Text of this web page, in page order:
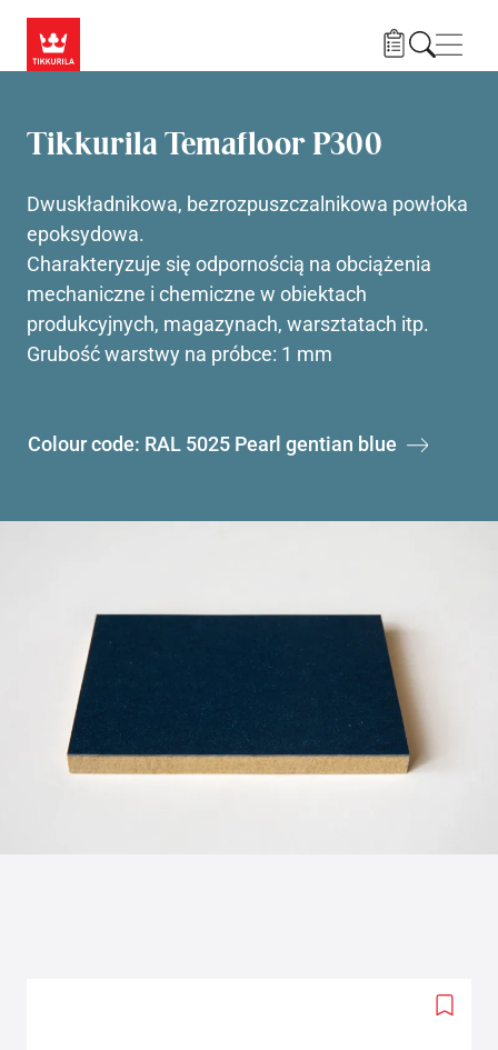
Tikkurila Temafloor P300
Dwuskładnikowa, bezrozpuszczalnikowa powłoka
epoksydowa.
Charakteryzuje się odpornością na obciążenia
mechaniczne i chemiczne w obiektach
produkcyjnych, magazynach, warsztatach itp.
Grubość warstwy na próbce: 1 mm
Colour code: RAL 5025 Pearl gentian blue
Add